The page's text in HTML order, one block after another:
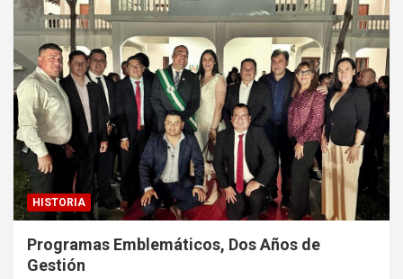
HISTORIA
Programas Emblemáticos, Dos Años de
Gestión